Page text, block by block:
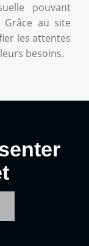
pouvant
Grâce au site
les attentes
besoins.